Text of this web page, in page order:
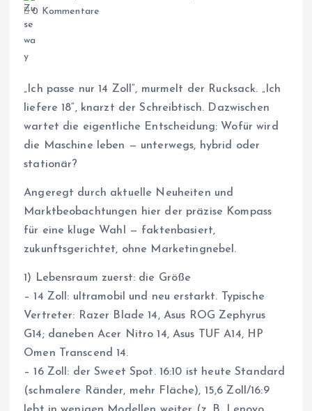
0 Kommentare
„Ich passe nur 14 Zoll“, murmelt der Rucksack. „Ich
liefere 18“, knarzt der Schreibtisch. Dazwischen
wartet die eigentliche Entscheidung: Wofür wird
die Maschine leben — unterwegs, hybrid oder
stationär?
Angeregt durch aktuelle Neuheiten und
Marktbeobachtungen hier der präzise Kompass
für eine kluge Wahl — faktenbasiert,
zukunftsgerichtet, ohne Marketingnebel.
1) Lebensraum zuerst: die Größe
– 14 Zoll: ultramobil und neu erstarkt. Typische
Vertreter: Razer Blade 14, Asus ROG Zephyrus
G14; daneben Acer Nitro 14, Asus TUF A14, HP
Omen Transcend 14.
– 16 Zoll: der Sweet Spot. 16:10 ist heute Standard
(schmalere Ränder, mehr Fläche), 15,6 Zoll/16:9